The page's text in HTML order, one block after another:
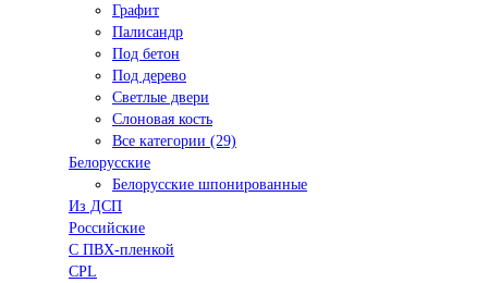
Графит
Палисандр
Под бетон
Под дерево
Светлые двери
Слоновая кость
Все категории (29)
Белорусские
Белорусские шпонированные
Из ДСП
Российские
C ПВХ-пленкой
CPL